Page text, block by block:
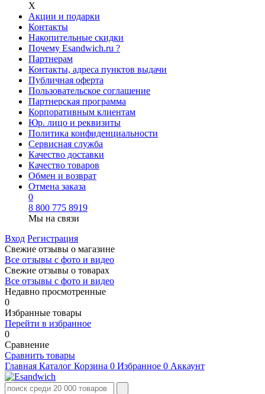
Х
Акции и подарки
Контакты
Накопительные скидки
Почему Esandwich.ru ?
Партнерам
Контакты, адреса пунктов выдачи
Публичная оферта
Пользовательское соглашение
Партнерская программа
Корпоративным клиентам
Юр. лицо и реквизиты
Политика конфиденциальности
Сервисная служба
Качество доставки
Качество товаров
Обмен и возврат
Отмена заказа
0
8 800 775 8919
Мы на связи
Вход Регистрация
Свежие отзывы о магазине
Все отзывы с фото и видео
Свежие отзывы о товарах
Все отзывы c фото и видео
Недавно просмотренные
0
Избранные товары
Перейти в избранное
0
Сравнение
Сравнить товары
Главная Каталог Корзина 0 Избранное 0 Аккаунт